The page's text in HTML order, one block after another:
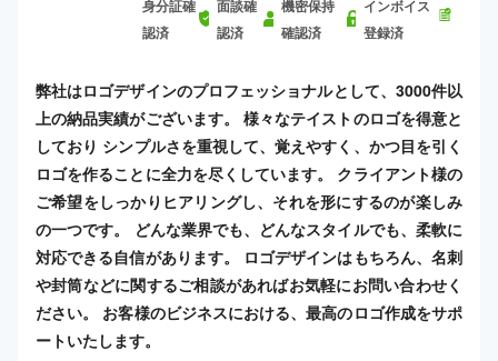
身分証確
認済
面談確
認済
機密保持
確認済
インボイス
登録済
弊社はロゴデザインのプロフェッショナルとして、3000件以
上の納品実績がございます。 様々なテイストのロゴを得意と
しており シンプルさを重視して、覚えやすく、かつ目を引く
ロゴを作ることに全力を尽くしています。 クライアント様の
ご希望をしっかりヒアリングし、それを形にするのが楽しみ
の一つです。 どんな業界でも、どんなスタイルでも、柔軟に
対応できる自信があります。 ロゴデザインはもちろん、名刺
や封筒などに関するご相談があればお気軽にお問い合わせく
ださい。 お客様のビジネスにおける、最高のロゴ作成をサポ
ートいたします。